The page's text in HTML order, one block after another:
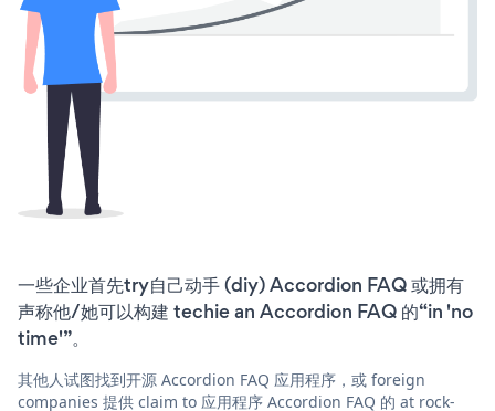
一些企业首先try自己动手 (diy) Accordion FAQ 或拥有
声称他/她可以构建 techie an Accordion FAQ 的“in 'no
time'”。
其他人试图找到开源 Accordion FAQ 应用程序，或 foreign
companies 提供 claim to 应用程序 Accordion FAQ 的 at rock-